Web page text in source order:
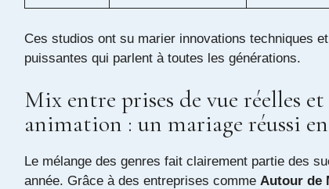
Ces studios ont su marier innovations techniques
puissantes qui parlent à toutes les générations.
Mix entre prises de vue réelles et
animation : un mariage réussi en
Le mélange des genres fait clairement partie des
année. Grâce à des entreprises comme Autour de